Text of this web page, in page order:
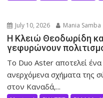
July 10, 2026 Mania Samba
Η Κλειώ Θεοδωρίδη
γεφυρώνουν
Το Duo Aster αποτελεί
ανερχόμενα σχήματα της
στον Καναδά,...